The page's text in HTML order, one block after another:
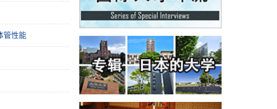
管性能
日本发布《令和8年版科学技术与创新白皮
书》，解读第七期基本计划首年度政策方向
科学研究
科学研究
东京都健康长寿医疗中心跨器官揭示衰老过
程中的糖链变化
科学研究
产总研无需石油利用松脂制备石墨前驱体，
可作为电池电极材料
科学研究